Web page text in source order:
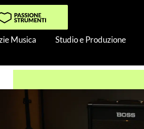
Musica Studio e Produzione